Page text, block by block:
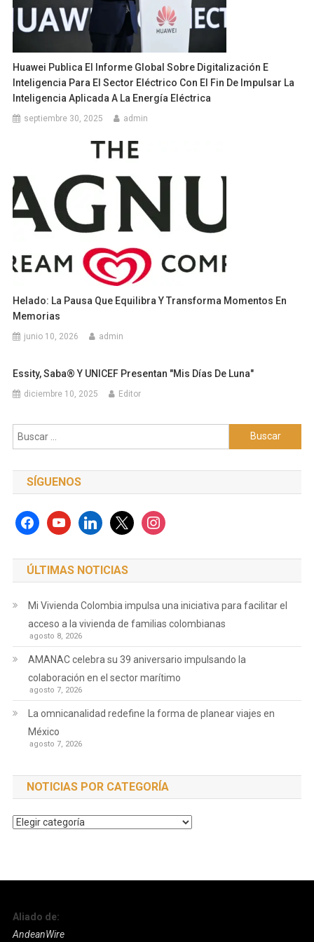
Huawei Publica El Informe Global Sobre Digitalización E
Inteligencia Para El Sector Eléctrico Con El Fin De Impulsar La
Inteligencia Aplicada A La Energía Eléctrica
septiembre 30, 2025 admin
Helado: La Pausa Que Equilibra Y Transforma Momentos En
Memorias
junio 10, 2026 admin
Essity, Saba® Y UNICEF Presentan "Mis Días De Luna"
diciembre 10, 2025 Editor
Buscar:
SÍGUENOS
facebookyoutubelinkedinx instagram
ÚLTIMAS NOTICIAS
Mi Vivienda Colombia impulsa una iniciativa para facilitar el
acceso a la vivienda de familias colombianas
agosto 8, 2026
AMANAC celebra su 39 aniversario impulsando la
colaboración en el sector marítimo
agosto 7, 2026
La omnicanalidad redefine la forma de planear viajes en
México
agosto 7, 2026
NOTICIAS POR CATEGORÍA
Noticias
Aliado de:
AndeanWire